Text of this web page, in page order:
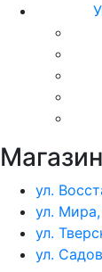
ул.
ул.
ул.
ул.